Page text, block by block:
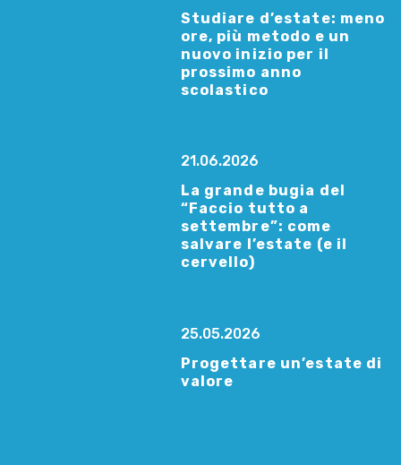
Studiare d’estate: meno
ore, più metodo e un
nuovo inizio per il
prossimo anno
scolastico
21.06.2026
La grande bugia del
“Faccio tutto a
settembre”: come
salvare l’estate (e il
cervello)
25.05.2026
Progettare un’estate di
valore